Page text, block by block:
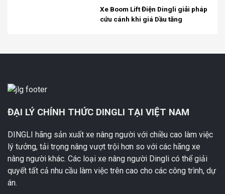
Xe Boom Lift Điện Dingli giải pháp
cứu cánh khi giá Dầu tăng
ĐẠI LÝ CHÍNH THỨC DINGLI TẠI VIỆT NAM
DINGLI hãng sản xuất xe nâng người với chiều cao làm việc
lý tưởng, tải trọng nâng vượt trội hơn so với các hãng xe
nâng người khác. Các loại xe nâng người Dingli có thể giải
quyết tất cả nhu cầu làm việc trên cao cho các công trình, dự
án.